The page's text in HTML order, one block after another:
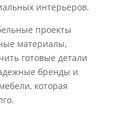
интерьеров.
проекты
материалы,
готовые детали
бренды и
которая